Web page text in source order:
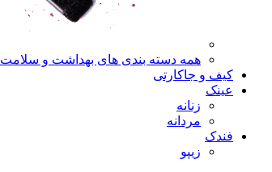
همه دسته بندی های بهداشت و سلامت
کیف و جاکارتی
عینک
زنانه
مردانه
فندک
زیپو